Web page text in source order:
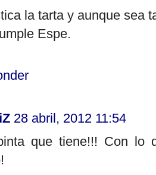
la tarta y aunque sea
Espe.
28 abril, 2012 11:54
que tiene!!! Con lo